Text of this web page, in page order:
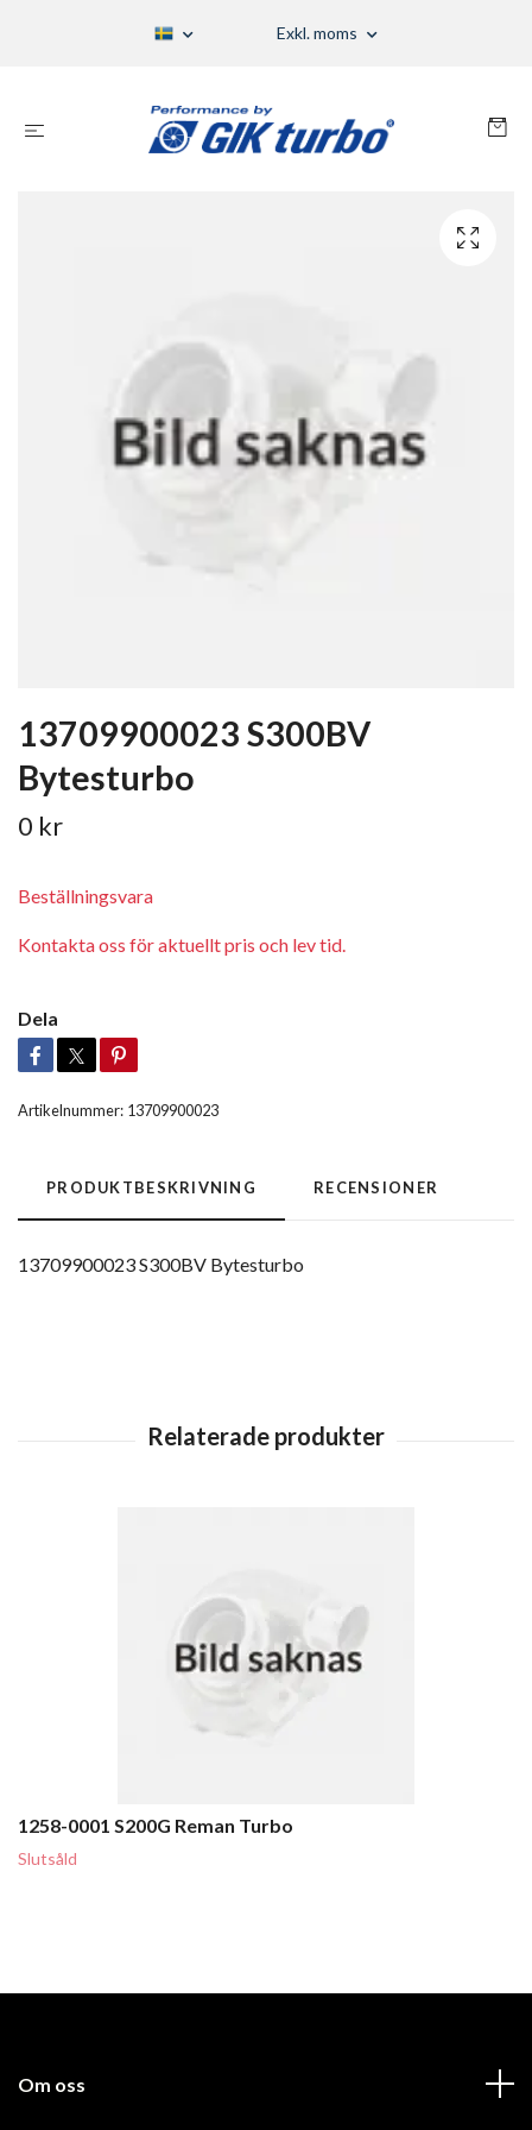
Exkl. moms
13709900023 S300BV
Bytesturbo
0 kr
Beställningsvara
Kontakta oss för aktuellt pris och lev tid.
Dela
Artikelnummer: 13709900023
PRODUKTBESKRIVNING RECENSIONER
13709900023 S300BV Bytesturbo
1258-0001 S200G Reman Turbo
Slutsåld
Om oss